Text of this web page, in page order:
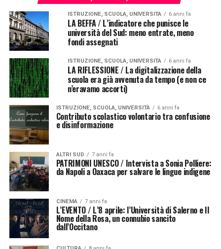
ISTRUZIONE, SCUOLA, UNIVERSITÀ 6 anni fa
LA BEFFA / L’indicatore che punisce le
università del Sud: meno entrate, meno
fondi assegnati
ISTRUZIONE, SCUOLA, UNIVERSITÀ 6 anni fa
LA RIFLESSIONE / La digitalizzazione della
scuola era già avvenuta da tempo (e non ce
n’eravamo accorti)
ISTRUZIONE, SCUOLA, UNIVERSITÀ 6 anni fa
Contributo scolastico volontario tra confusione
e disinformazione
ALTRI SUD 7 anni fa
PATRIMONI UNESCO / Intervista a Sonia Polliere:
da Napoli a Oaxaca per salvare le lingue indigene
CINEMA 7 anni fa
L’EVENTO / L’8 aprile: l’Università di Salerno e Il
Nome della Rosa, un connubio sancito
dall’Occitano